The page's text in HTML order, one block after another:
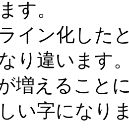
す。
イン化した
り違います
増えること
い字になり